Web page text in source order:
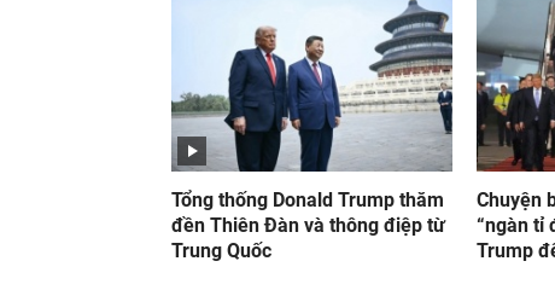
Tổng thống Donald Trump thăm
đền Thiên Đàn và thông điệp từ
Trung Quốc
Chuyện
“ngàn tỉ
Trump